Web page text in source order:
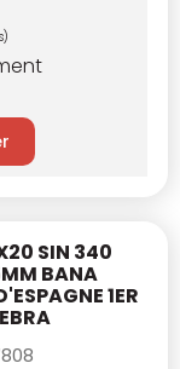
SIN 340
BANA
1ER